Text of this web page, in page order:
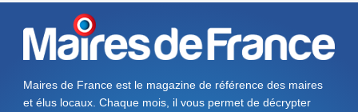
Maires de France est le magazine de référence des maires
et élus locaux. Chaque mois, il vous permet de décrypter